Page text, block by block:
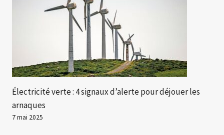
Électricité verte : 4 signaux d’alerte pour déjouer les
arnaques
7 mai 2025